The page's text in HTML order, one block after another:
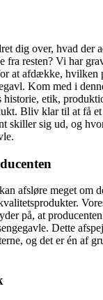
dig over, hvad der
fra resten? Vi har
at afdække, hvilken
Kom med i
historie, etik,
Bliv klar til at få
skiller sig ud, og
afsløre meget om
på, at
Dette
og det er én af